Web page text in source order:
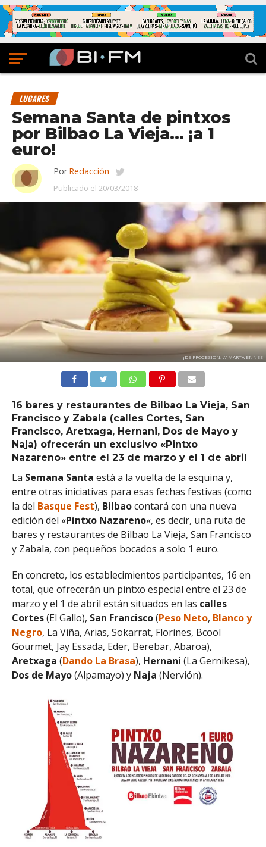
LUGARES
Semana Santa de pintxos
por Bilbao La Vieja… ¡a 1
euro!
Por Redacción
Publicado el 20/03/2018
¡DE PROCESIÓN! // MARTA ENNES
16 bares y restaurantes de Bilbao La Vieja, San
Francisco y Zabala (calles Cortes, San
Francisco, Aretxaga, Hernani, Dos de Mayo y
Naja) ofrecerán un exclusivo «Pintxo
Nazareno» entre el 23 de marzo y el 1 de abril
La Semana Santa está a la vuelta de la esquina y,
entre otras iniciativas para esas fechas festivas (como
la del Basque Fest), Bilbaocontará con una nueva
edición del «Pintxo Nazareno«, es decir, una ruta de
bares y restaurantes de Bilbao La Vieja, San Francisco
y Zabala, con pequeños bocados a solo 1 euro.
En concreto, los establecimientos participantes, 16 en
total, que ofrecerán un pintxo especial entre el 23 de
marzo y el 1 de abril están situados en las calles
Cortes(El Gallo), San Francisco(Peso Neto, Blanco y
Negro, La Viña, Arias, Sokarrat, Florines, Bcool
Gourmet, Jay Essada, Eder, Berebar, Abaroa),
Aretxaga (Dando La Brasa), Hernani (La Gernikesa),
Dos de Mayo(Alpamayo) y Naja (Nervión).